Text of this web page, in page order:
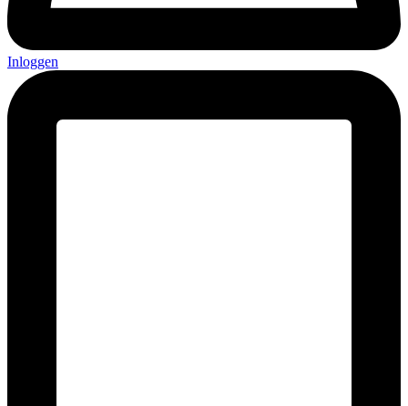
Inloggen